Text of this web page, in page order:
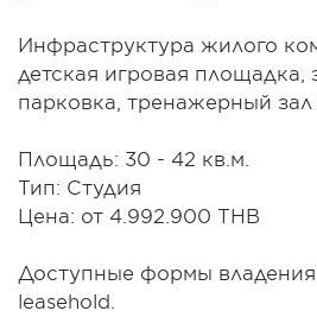
Инфраструктура жилого
детская игровая площадка,
парковка, тренажерный
Площадь: 30 - 42 кв.м.
Тип: Cтудия
Цена: от 4.992.900 THB
Доступные формы
leasehold.